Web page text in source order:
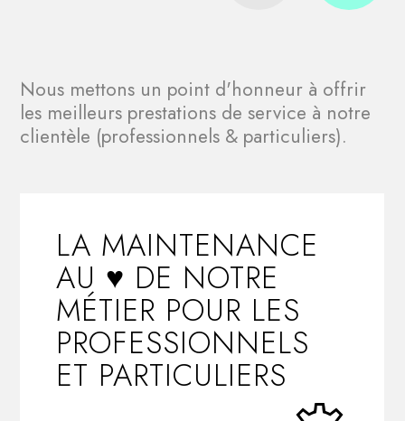
Nous mettons un point d'honneur à offrir
les meilleurs prestations de service à notre
clientèle (professionnels & particuliers).
LA MAINTENANCE
AU ♥︎ DE NOTRE
MÉTIER POUR LES
PROFESSIONNELS
ET PARTICULIERS